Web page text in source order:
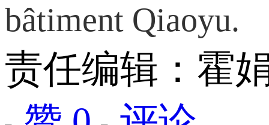
bâtiment Qiaoyu.
责任编辑：霍